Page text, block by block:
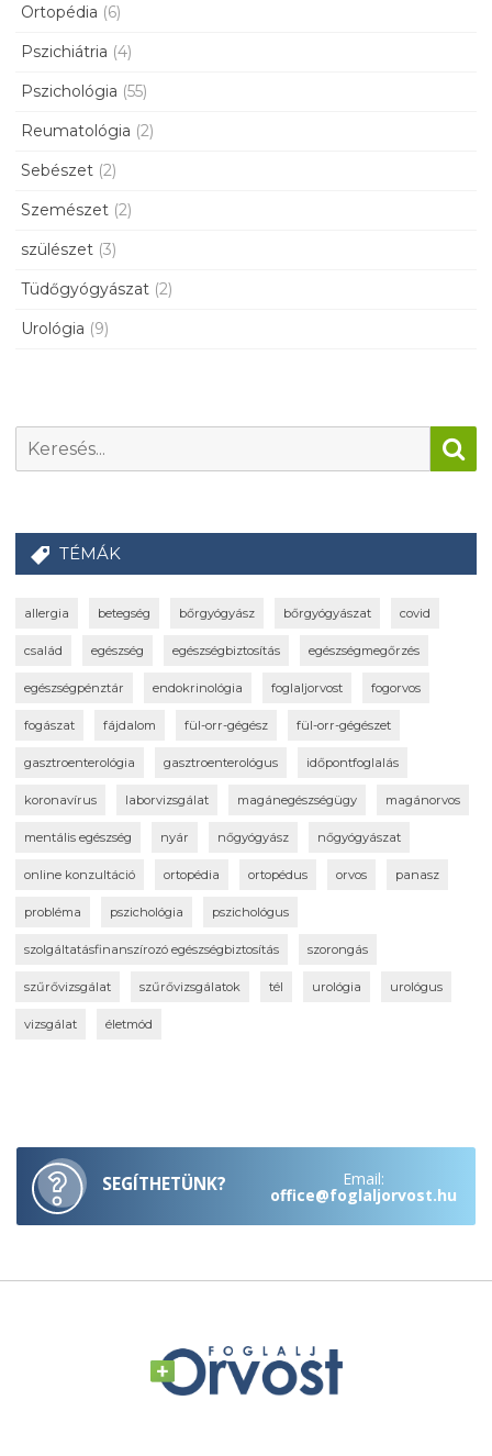
Ortopédia (6)
Pszichiátria (4)
Pszichológia (55)
Reumatológia (2)
Sebészet (2)
Szemészet (2)
szülészet (3)
Tüdőgyógyászat (2)
Urológia (9)
TÉMÁK
allergia betegség bőrgyógyász bőrgyógyászat covid
család egészség egészségbiztosítás egészségmegőrzés
egészségpénztár endokrinológia foglaljorvost fogorvos
fogászat fájdalom fül-orr-gégész fül-orr-gégészet
gasztroenterológia gasztroenterológus időpontfoglalás
koronavírus laborvizsgálat magánegészségügy magánorvos
mentális egészség nyár nőgyógyász nőgyógyászat
online konzultáció ortopédia ortopédus orvos panasz
probléma pszichológia pszichológus
szolgáltatásfinanszírozó egészségbiztosítás szorongás
szűrővizsgálat szűrővizsgálatok tél urológia urológus
vizsgálat életmód
SEGÍTHETÜNK? Email:
office@foglaljorvost.hu